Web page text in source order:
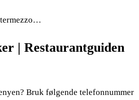
| Restaurantguiden
Bruk følgende telefonnummer